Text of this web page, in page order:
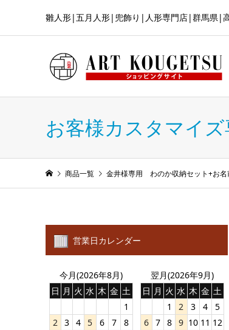
雛人形|五月人形|兜飾り|人形専門店|群馬県|
お客様カスタマイ
商品一覧 金井様専用 わのか収納セット+お
営業日カレンダー
今月(2026年8月)
日 月 火 水 木 金 土
1
2 3 4 5 6 7
8
翌月(2026年9月)
日 月 火 水 木 金 土
1
2 3 4
5
6 7 8 9 10 11 12